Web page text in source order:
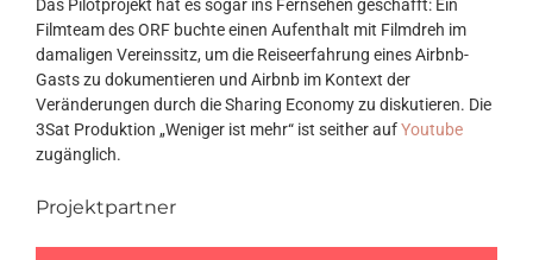
Das Pilotprojekt hat es sogar ins Fernsehen geschafft: Ein
Filmteam des ORF buchte einen Aufenthalt mit Filmdreh im
damaligen Vereinssitz, um die Reiseerfahrung eines Airbnb-
Gasts zu dokumentieren und Airbnb im Kontext der
Veränderungen durch die Sharing Economy zu diskutieren. Die
3Sat Produktion „Weniger ist mehr“ ist seither aufYoutube
zugänglich.
Projektpartner